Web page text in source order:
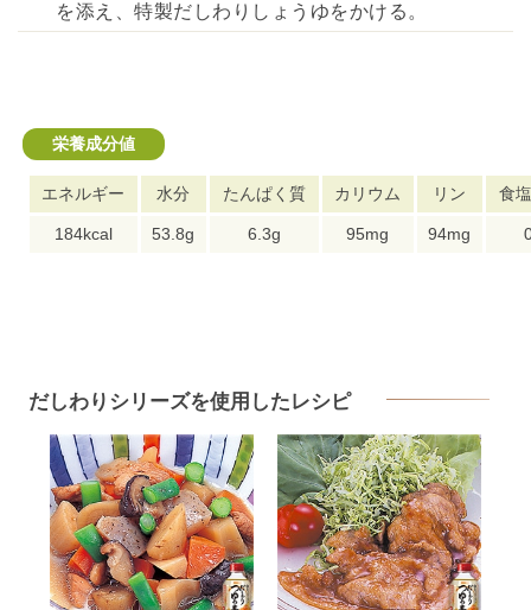
を添え、特製だしわりしょうゆをかける。
栄養成分値
エネルギー 水分 たんぱく質 カリウム リン 食
184kcal 53.8g 6.3g 95mg 94mg
だしわりシリーズを使用したレシピ